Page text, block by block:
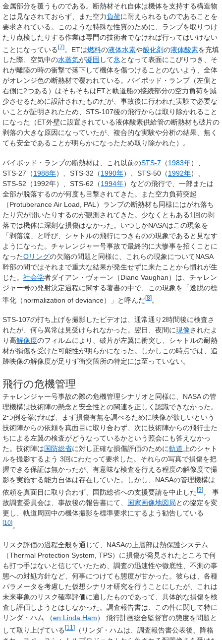
金属部分を覆うものである。断熱材それ自体は機体を支持する構造物
とは見なされておらず、また空力負荷に耐えられるものであることを
要求されている。このような特殊な性質のために、ランプを取りつけ
たり点検したりする作業は専門の技術者でなければ行ってはいけない
ことになっている[7]。ETは燃料の液体水素や酸化剤の液体酸素を充填
した際、空気中の水蒸気が凝固 して氷となって表面にこびりつき、そ
れが離陸の時の衝撃で落下して機体を傷つけることのないよう、全体
がオレンジ色の断熱材で覆われている。バイポッド・ランプ（左側と
右側に2つある）はそもそもはETと軌道船の接続部分の空力負荷を減
少させるために設計されたものだが、事故後に行われた実験で必要な
いことが証明されたため、STS-107後の飛行からは取り除かれること
になった（ET外壁に設置されている液体酸素供給管の断熱材も破片の
剥落の大きな原因になっていたが、複合的な実験や分析の結果、無く
ても安全であることが明らかになったため取り除かれた）。
バイポッド・ランプの断熱材は、これ以前のSTS-7 （1983年）、
STS-27（1988年）、STS-32（1990年）、STS-50（1992年）、
STS-52（1992年）、STS-62（1994年）などの飛行で、一部または
全部が脱落するのが何度も目撃されてきた。また空力負荷突起
（Protuberance Air Load, PAL）ランプの断熱材も同様にはがれ落ち
たり穴が開いたりするのが観測されてきた。少なくともある1回の剥
落では機体に深刻な損傷はなかった。いつしかNASAはこの現象を
「剥落流」と呼び、シャトルの飛行につきものの現象であると見なす
ようになった。チャレンジャー号事故で最終的に大惨事を招くことに
なったOリングの欠陥の問題と同様に、これらの現象についてNASA
幹部の間ではそれまで重大な結果が発生せずに来たことから慣れが生
じた。 社会学者ダイアン・ヴォーン（Diane Vaughan）は、チャレン
ジャー号の発射決定過程に関する著書の中で、この現象を「逸脱の標
準化（normalization of deviance）」と呼んだ[8] 。
STS-107の打ち上げを撮影したビデオは、通常通り2時間後に検査さ
れたが、何ら異常は見受けられなかった。翌日、夜間に現像されたよ
り高解像度のフィルムにより、破片が左翼に衝突し、シャトルの耐熱
材が損傷を受けた可能性が明らかになった。しかしこの時点では、追
跡映像の解像度が足りず衝突箇所の特定には至っていない。
飛行の危機管理
チャレンジャー号事故の際の危機管理シナリオと同様に、NASA の管
理機構は技術陣の懸念と安全性との関連を正しく認識できなかった。
2つ例を挙げれば、まず損傷有無を調べるために映像が欲しいという
技術陣からの依頼を真面目に取り合わず、次に技術陣からの飛行士た
ちによる左翼の検査がどうなっているかという照会にも答えなかっ
た。技術陣は国防総省に対し正確な損傷評価のために軌道 上のシャト
ルを撮影するよう 3回にわたって要求した。それらの写真で損傷を把
握できる保証は無かったが、有意味な検査を行える程度の解像度で撮
影を実施する能力自体は存在していた。しかし、NASAの管理機構は
依頼を真面目に取り合わず、国防総省への支援要請を中止した[9]。 事
故調査委員会は、事故後の報告書にて、 国家画像地図局との協定を変
更し、軌道周回中の機体撮影を標準要求にするよう勧告している
[10]。
リスク評価の過程全般を通じて、NASAの上層部は熱保護システム
（Thermal Protection System, TPS）に損傷が発見されたところで何
も打つ手はないと信じていたため、調査の迅速性や徹底性、不測の事
態への対処方針など、何事につけても態度が甘かった。彼らは、各種
パラメータを考慮した仮想シナリオ研究を行うことにしたが、これは
未来事象のリスク確率評価に適したものであって、具体的な損傷を検
査し評価しようとはしなかった。調査報告書は、この件に関して特に
リンダ・ハム （en:Linda Ham） 飛行計画総合監督官の態度を問題と
して取り上げている[11 ]
（リンダ・ハムは、調査報告書公表後、降格